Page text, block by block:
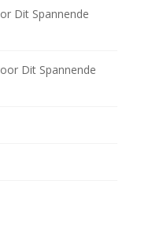
Dit Spannende
Dit Spannende